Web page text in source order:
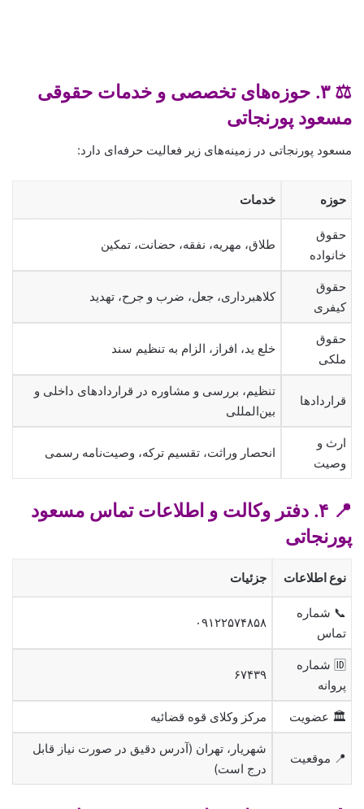
⚖️ ۳. حوزه‌های تخصصی و خدمات حقوقی
مسعود پورنجاتی
مسعود پورنجاتی در زمینه‌های زیر فعالیت حرفه‌ای دارد:
حوزه خدمات
حقوق
خانواده
طلاق، مهریه، نفقه، حضانت، تمکین
حقوق
کیفری
کلاهبرداری، جعل، ضرب و جرح، تهدید
حقوق
ملکی
خلع ید، افراز، الزام به تنظیم سند
قراردادها
تنظیم، بررسی و مشاوره در قراردادهای داخلی و
بین‌المللی
ارث و
وصیت
انحصار وراثت، تقسیم ترکه، وصیت‌نامه رسمی
📍 ۴. دفتر وکالت و اطلاعات تماس مسعود
پورنجاتی
نوع اطلاعات جزئیات
📞 شماره
تماس
۰۹۱۲۲۵۷۴۸۵۸
🆔 شماره
پروانه
۶۷۴۳۹
🏛 عضویت مرکز وکلای قوه قضائیه
📍 موقعیت
شهریار، تهران (آدرس دقیق در صورت نیاز قابل
درج است)